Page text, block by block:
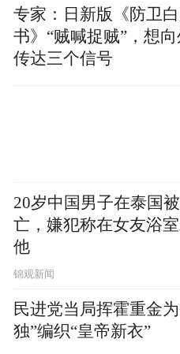
专家：日新版《防卫
书》“贼喊捉贼”，想
传达三个信号
20岁中国男子在泰国
亡，嫌犯称在女友浴
他
锦观新闻
民进党当局挥霍重金为
独”编织“皇帝新衣”